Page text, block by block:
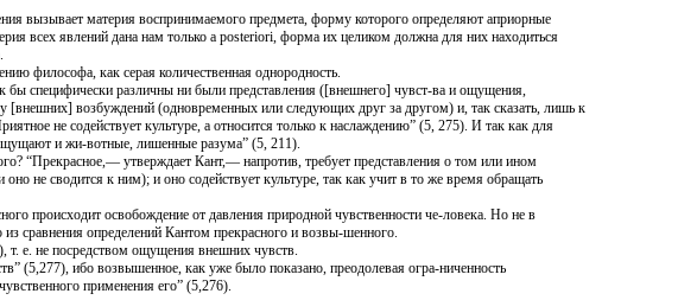
вызывает материя воспринимаемого предмета, форму которого определяют априорные
всех явлений дана нам только a posteriori, форма их целиком должна для них находиться
философа, как серая количественная однородность.
специфически различны ни были представления ([внешнего] чувст-ва и ощущения,
[внешних] возбуждений (одновременных или следующих друг за другом) и, так сказать, лишь к
не содействует культуре, а относится только к наслаждению” (5, 275). И так как для
и жи-вотные, лишенные разума” (5, 211).
“Прекрасное,— утверждает Кант,— напротив, требует представления о том или ином
не сводится к ним); и оно содействует культуре, так как учит в то же время обращать
происходит освобождение от давления природной чувственности че-ловека. Но не в
из сравнения определений Кантом прекрасного и возвы-шенного.
т. е. не посредством ощущения внешних чувств.
(5,277), ибо возвышенное, как уже было показано, преодолевая огра-ниченность
применения его” (5,276).